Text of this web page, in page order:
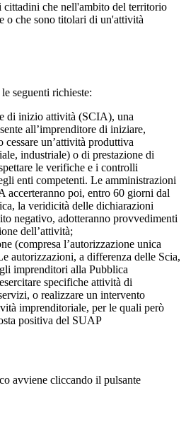
che nell'ambito del territorio
o che sono titolari di un'attività
seguenti richieste:
di inizio attività (SCIA), una
all’imprenditore di iniziare,
cessare un’attività produttiva
industriale) o di prestazione di
le verifiche e i controlli
enti competenti. Le amministrazioni
accerteranno poi, entro 60 giorni dal
la veridicità delle dichiarazioni
negativo, adotteranno provvedimenti
dell’attività;
(compresa l’autorizzazione unica
autorizzazioni, a differenza delle Scia,
imprenditori alla Pubblica
specifiche attività di
o realizzare un intervento
imprenditoriale, per le quali però
positiva del SUAP
avviene cliccando il pulsante